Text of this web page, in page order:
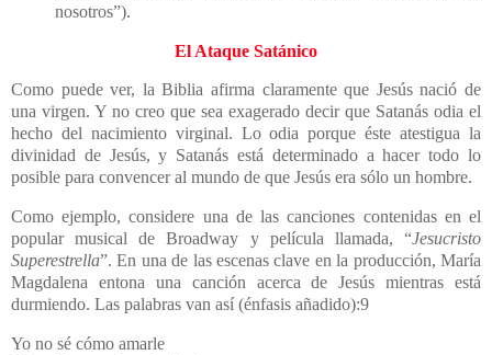
nosotros”).
El Ataque Satánico
Como puede ver, la Biblia afirma claramente que Jesús nació de
una virgen. Y no creo que sea exagerado decir que Satanás odia el
hecho del nacimiento virginal. Lo odia porque éste atestigua la
divinidad de Jesús, y Satanás está determinado a hacer todo lo
posible para convencer al mundo de que Jesús era sólo un hombre.
Como ejemplo, considere una de las canciones contenidas en el
popular musical de Broadway y película llamada, “Jesucristo
Superestrella”. En una de las escenas clave en la producción, María
Magdalena entona una canción acerca de Jesús mientras está
durmiendo. Las palabras van así (énfasis añadido):9
Yo no sé cómo amarle